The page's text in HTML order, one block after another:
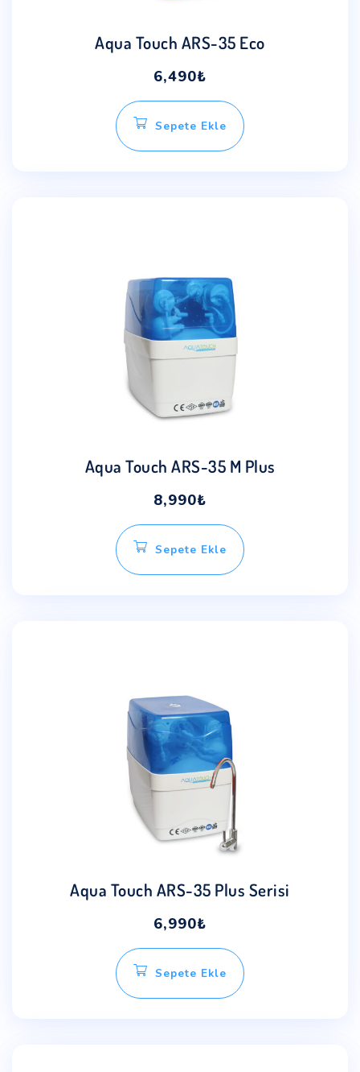
Aqua Touch ARS-35 Eco
6,490₺
Sepete Ekle
Aqua Touch ARS-35 M Plus
8,990₺
Sepete Ekle
Aqua Touch ARS-35 Plus Serisi
6,990₺
Sepete Ekle